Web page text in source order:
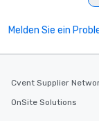
Melden Sie ein
Cvent Supplier
OnSite Solutions